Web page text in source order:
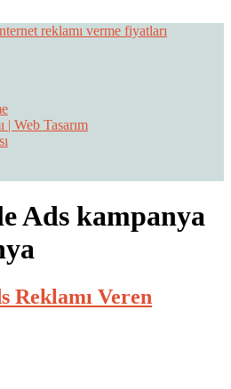
İnternet Sitesi
| Web Tasarım
Ads kampanya
Reklamı Veren